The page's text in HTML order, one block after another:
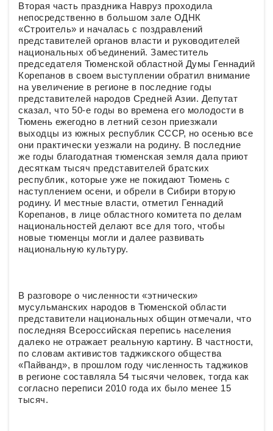
Вторая часть праздника Навруз проходила
непосредственно в большом зале ОДНК
«Строитель» и началась с поздравлений
представителей органов власти и руководителей
национальных объединений. Заместитель
председателя Тюменской областной Думы Геннадий
Корепанов в своем выступлении обратил внимание
на увеличение в регионе в последние годы
представителей народов Средней Азии. Депутат
сказал, что 50-е годы во времена его молодости в
Тюмень ежегодно в летний сезон приезжали
выходцы из южных республик СССР, но осенью все
они практически уезжали на родину. В последние
же годы благодатная тюменская земля дала приют
десяткам тысяч представителей братских
республик, которые уже не покидают Тюмень с
наступлением осени, и обрели в Сибири вторую
родину. И местные власти, отметил Геннадий
Корепанов, в лице областного комитета по делам
национальностей делают все для того, чтобы
новые тюменцы могли и далее развивать
национальную культуру.
В разговоре о численности «этнически»
мусульманских народов в Тюменской области
представители национальных общин отмечали, что
последняя Всероссийская перепись населения
далеко не отражает реальную картину. В частности,
по словам активистов таджикского общества
«Пайванд», в прошлом году численность таджиков
в регионе составляла 54 тысячи человек, тогда как
согласно переписи 2010 года их было менее 15
тысяч.